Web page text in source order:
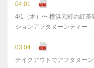
04.01
4/1（木）〜 横浜元町の紅
ションアフタヌーンティー
03.04
テイクアウトでアフタヌー